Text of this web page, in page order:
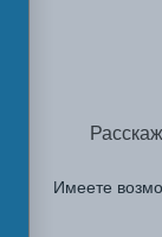
Имеете